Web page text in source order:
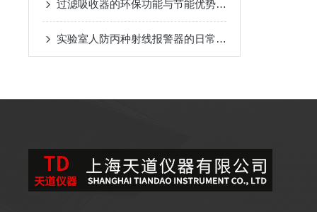
过滤吸收器的环保功能与节能优势概述
实验室人防丙种射线报警器的日常巡检应用工艺